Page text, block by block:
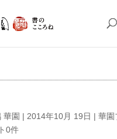
華園 | 2014年10月 19日 | 華園
0件